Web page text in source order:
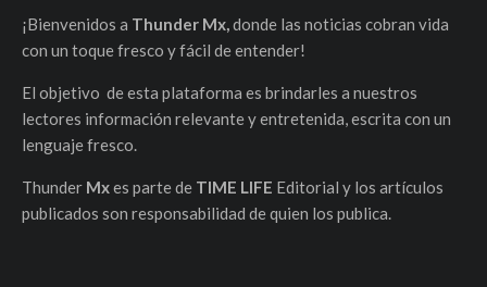
¡Bienvenidos a Thunder Mx,donde las noticias cobran vida
con un toque fresco y fácil de entender!
El objetivo de esta plataforma es brindarles a nuestros
lectores información relevante y entretenida, escrita con un
lenguaje fresco.
Thunder Mxes parte de TIME LIFE Editorial y los artículos
publicados son responsabilidad de quien los publica.